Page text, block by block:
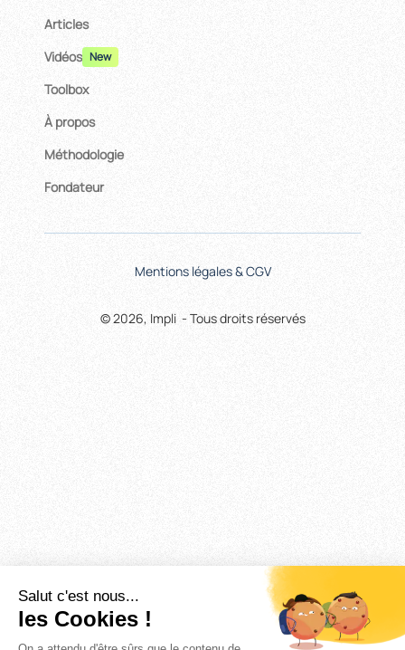
Articles
Vidéos New
Toolbox
À propos
Méthodologie
Fondateur
© 2026, Impli - Tous droits réservés
Mentions légales & CGV